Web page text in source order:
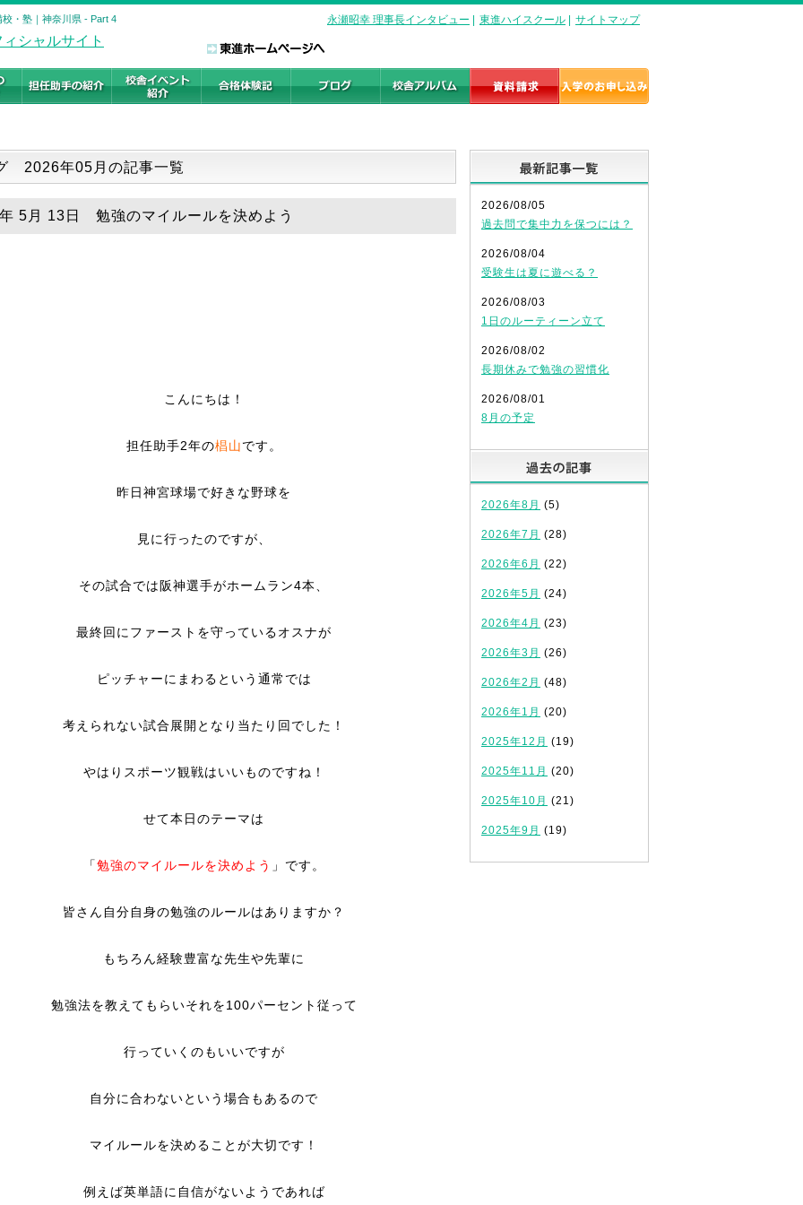
・塾｜神奈川県 - Part 4 永瀬昭幸 理事長インタビュー 東進ハイスクール サイトマップ
2026年05月の記事一覧
5月 13日 勉強のマイルールを決めよう
こんにちは！
担任助手2年の椙山です。
昨日神宮球場で好きな野球を
見に行ったのですが、
その試合では阪神選手がホームラン4本、
最終回にファーストを守っているオスナが
ピッチャーにまわるという通常では
考えられない試合展開となり当たり回でした！
やはりスポーツ観戦はいいものですね！
せて本日のテーマは
「勉強のマイルールを決めよう 」です。
皆さん自分自身の勉強のルールはありますか？
もちろん経験豊富な先生や先輩に
勉強法を教えてもらいそれを100パーセント従って
行っていくのもいいですが
自分に合わないという場合もあるので
マイルールを決めることが大切です！
例えば英単語に自信がないようであれば
2026/08/05
過去問で集中力を保つには？
2026/08/04
受験生は夏に遊べる？
2026/08/03
1日のルーティーン立て
2026/08/02
長期休みで勉強の習慣化
2026/08/01
8月の予定
2026年8月 (5)
2026年7月 (28)
2026年6月 (22)
2026年5月 (24)
2026年4月 (23)
2026年3月 (26)
2026年2月 (48)
2026年1月 (20)
2025年12月 (19)
2025年11月 (20)
2025年10月 (21)
2025年9月 (19)